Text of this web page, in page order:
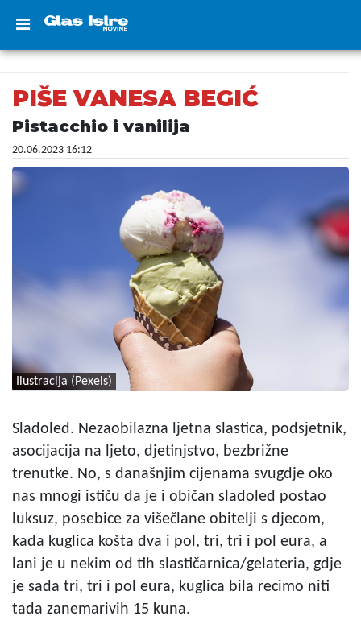
PIŠE VANESA BEGIĆ
Pistacchio i vanilija
20.06.2023 16:12
Ilustracija (Pexels)
Sladoled. Nezaobilazna ljetna slastica, podsjetnik,
asocijacija na ljeto, djetinjstvo, bezbrižne
trenutke. No, s današnjim cijenama svugdje oko
nas mnogi ističu da je i običan sladoled postao
luksuz, posebice za višečlane obitelji s djecom,
kada kuglica košta dva i pol, tri, tri i pol eura, a
lani je u nekim od tih slastičarnica/gelateria, gdje
je sada tri, tri i pol eura, kuglica bila recimo niti
tada zanemarivih 15 kuna.